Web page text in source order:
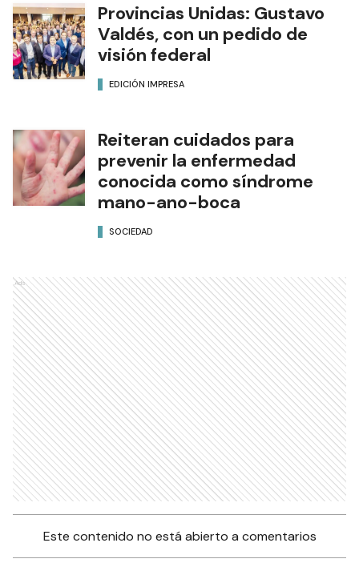
Provincias Unidas: Gustavo
Valdés, con un pedido de
visión federal
EDICIÓN IMPRESA
Reiteran cuidados para
prevenir la enfermedad
conocida como síndrome
mano-ano-boca
SOCIEDAD
Ads
Este contenido no está abierto a comentarios